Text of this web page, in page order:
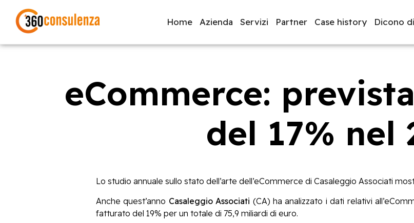
Home Azienda Servizi Partner Case history Dicono
GDPR NIS2 ISO 27001 Sviluppo software BeeProd
Inizia a digitare per visualizzare le pagine consigliate.
eCommerce:
del 17% nel
Lo studio annuale sullo stato dell’arte dell’eCommerce di Casaleggio Associati
Anche quest’anno Casaleggio Associati (CA) ha analizzato i dati relativi
fatturato del 19% per un totale di 75,9 miliardi di euro.